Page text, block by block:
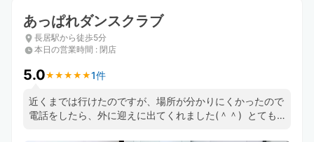
the
keyboard
shortcuts
for
changing
dates.
the
keyboard
shortcuts
for
changing
dates.
あっぱれダンスクラブ
長居駅から徒歩5分
本日の営業時間 : 閉店
5.0★ ★ ★ ★ ★
★ ★ ★ ★ ★1件
近くまでは行けたのですが、場所が分かりにくかったので
電話をしたら、外に迎えに出てくれました(＾＾) とても